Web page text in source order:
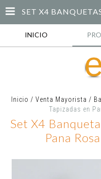
INICIO
Inicio / Venta Mayorista /
Tapizadas en
Set X4
Pana